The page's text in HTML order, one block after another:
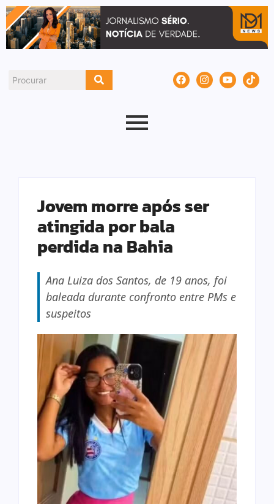
Jovem morre após ser
atingida por bala
perdida na Bahia
Ana Luiza dos Santos, de 19 anos, foi
baleada durante confronto entre PMs e
suspeitos